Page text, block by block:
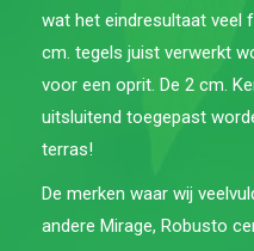
wat het eindresultaat veel
cm. tegels juist verwerkt
voor een oprit. De 2 cm.
uitsluitend toegepast
terras!
De merken waar wij
andere Mirage, Robusto